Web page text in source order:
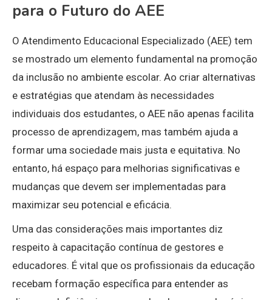
para o Futuro do AEE
O Atendimento Educacional Especializado (AEE) tem
se mostrado um elemento fundamental na promoção
da inclusão no ambiente escolar. Ao criar alternativas
e estratégias que atendam às necessidades
individuais dos estudantes, o AEE não apenas facilita
processo de aprendizagem, mas também ajuda a
formar uma sociedade mais justa e equitativa. No
entanto, há espaço para melhorias significativas e
mudanças que devem ser implementadas para
maximizar seu potencial e eficácia.
Uma das considerações mais importantes diz
respeito à capacitação contínua de gestores e
educadores. É vital que os profissionais da educação
recebam formação específica para entender as